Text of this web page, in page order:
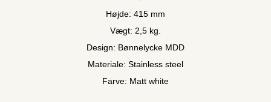
Højde: 415 mm
Vægt: 2,5 kg.
Design: Bønnelycke MDD
Materiale: Stainless steel
Farve: Matt white